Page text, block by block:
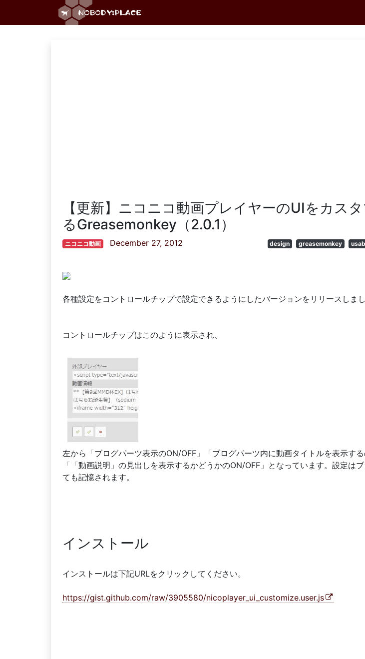
【更新】ニコニコ動画プレイヤーのUIをカス
るGreasemonkey（2.0.1）
ニコニコ動画 December 27, 2012 design greasemonkey
各種設定をコントロールチップで設定できるようにしたバージョンをリリースしまし
コントロールチップはこのように表示され、
左から「ブログパーツ表示のON/OFF」「ブログパーツ内に動画タイトルを表示する
「「動画説明」の見出しを表示するかどうかのON/OFF」となっています。設定は
ても記憶されます。
インストール
インストールは下記URLをクリックしてください。
https://gist.github.com/raw/3905580/nicoplayer_ui_customize.user.js